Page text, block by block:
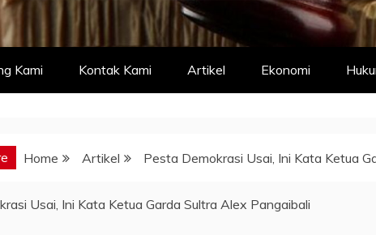
ri-online.my.id
Bersih
Kami Kontak Kami Artikel Ekonomi
Home Artikel Pesta Demokrasi Usai, Ini Kata Ketua